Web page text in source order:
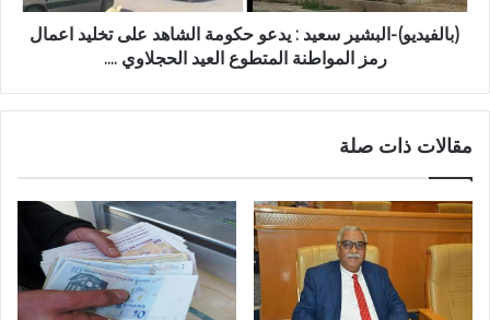
(بالفيديو)-البشير سعيد : يدعو حكومة الشاهد على تخليد اعمال
رمز المواطنة المتطوع العيد الحجلاوي ....
مقالات ذات صلة